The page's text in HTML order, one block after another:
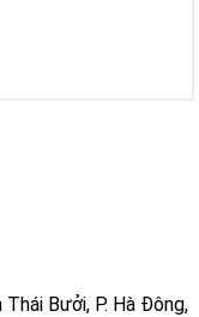
Bưởi, P. Hà Đông,